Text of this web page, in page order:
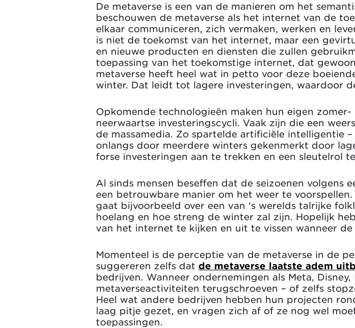
De metaverse is een van de manieren om het
beschouwen de metaverse als het internet van de
elkaar communiceren, zich vermaken, werken en
is niet de toekomst van het internet, maar een
en nieuwe producten en diensten die zullen
toepassing van het toekomstige internet, dat
metaverse heeft heel wat in petto voor deze
winter. Dat leidt tot lagere investeringen, waardoor
Opkomende technologieën maken hun eigen
neerwaartse investeringscycli. Vaak zijn die een
de massamedia. Zo spartelde artificiële intelligentie
onlangs door meerdere winters gekenmerkt door
forse investeringen aan te trekken en een sleutelrol
Al sinds mensen beseffen dat de seizoenen volgens
een betrouwbare manier om het weer te
gaat bijvoorbeeld over een van ‘s werelds talrijke
hoelang en hoe streng de winter zal zijn. Hopelijk
van het internet te kijken en uit te vissen wanneer
Momenteel is de perceptie van de metaverse in de
suggereren zelfs dat de metaverse laatste adem
bedrijven. Wanneer ondernemingen als Meta,
metaverseactiviteiten terugschroeven – of zelfs
Heel wat andere bedrijven hebben hun projecten
laag pitje gezet, en vragen zich af of ze nog wel
toepassingen.